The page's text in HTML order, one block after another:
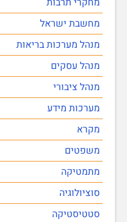
מחשבת ישראל
מנהל מערכות בריאות
מנהל עסקים
מנהל ציבורי
מערכות מידע
מקרא
משפטים
מתמטיקה
סוציולוגיה
סטטיסטיקה